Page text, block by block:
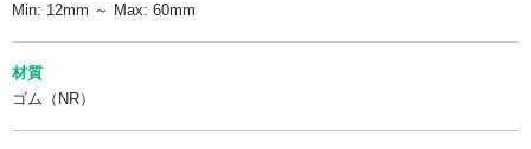
Min: 12mm ～ Max: 60mm
材質
ゴム（NR）